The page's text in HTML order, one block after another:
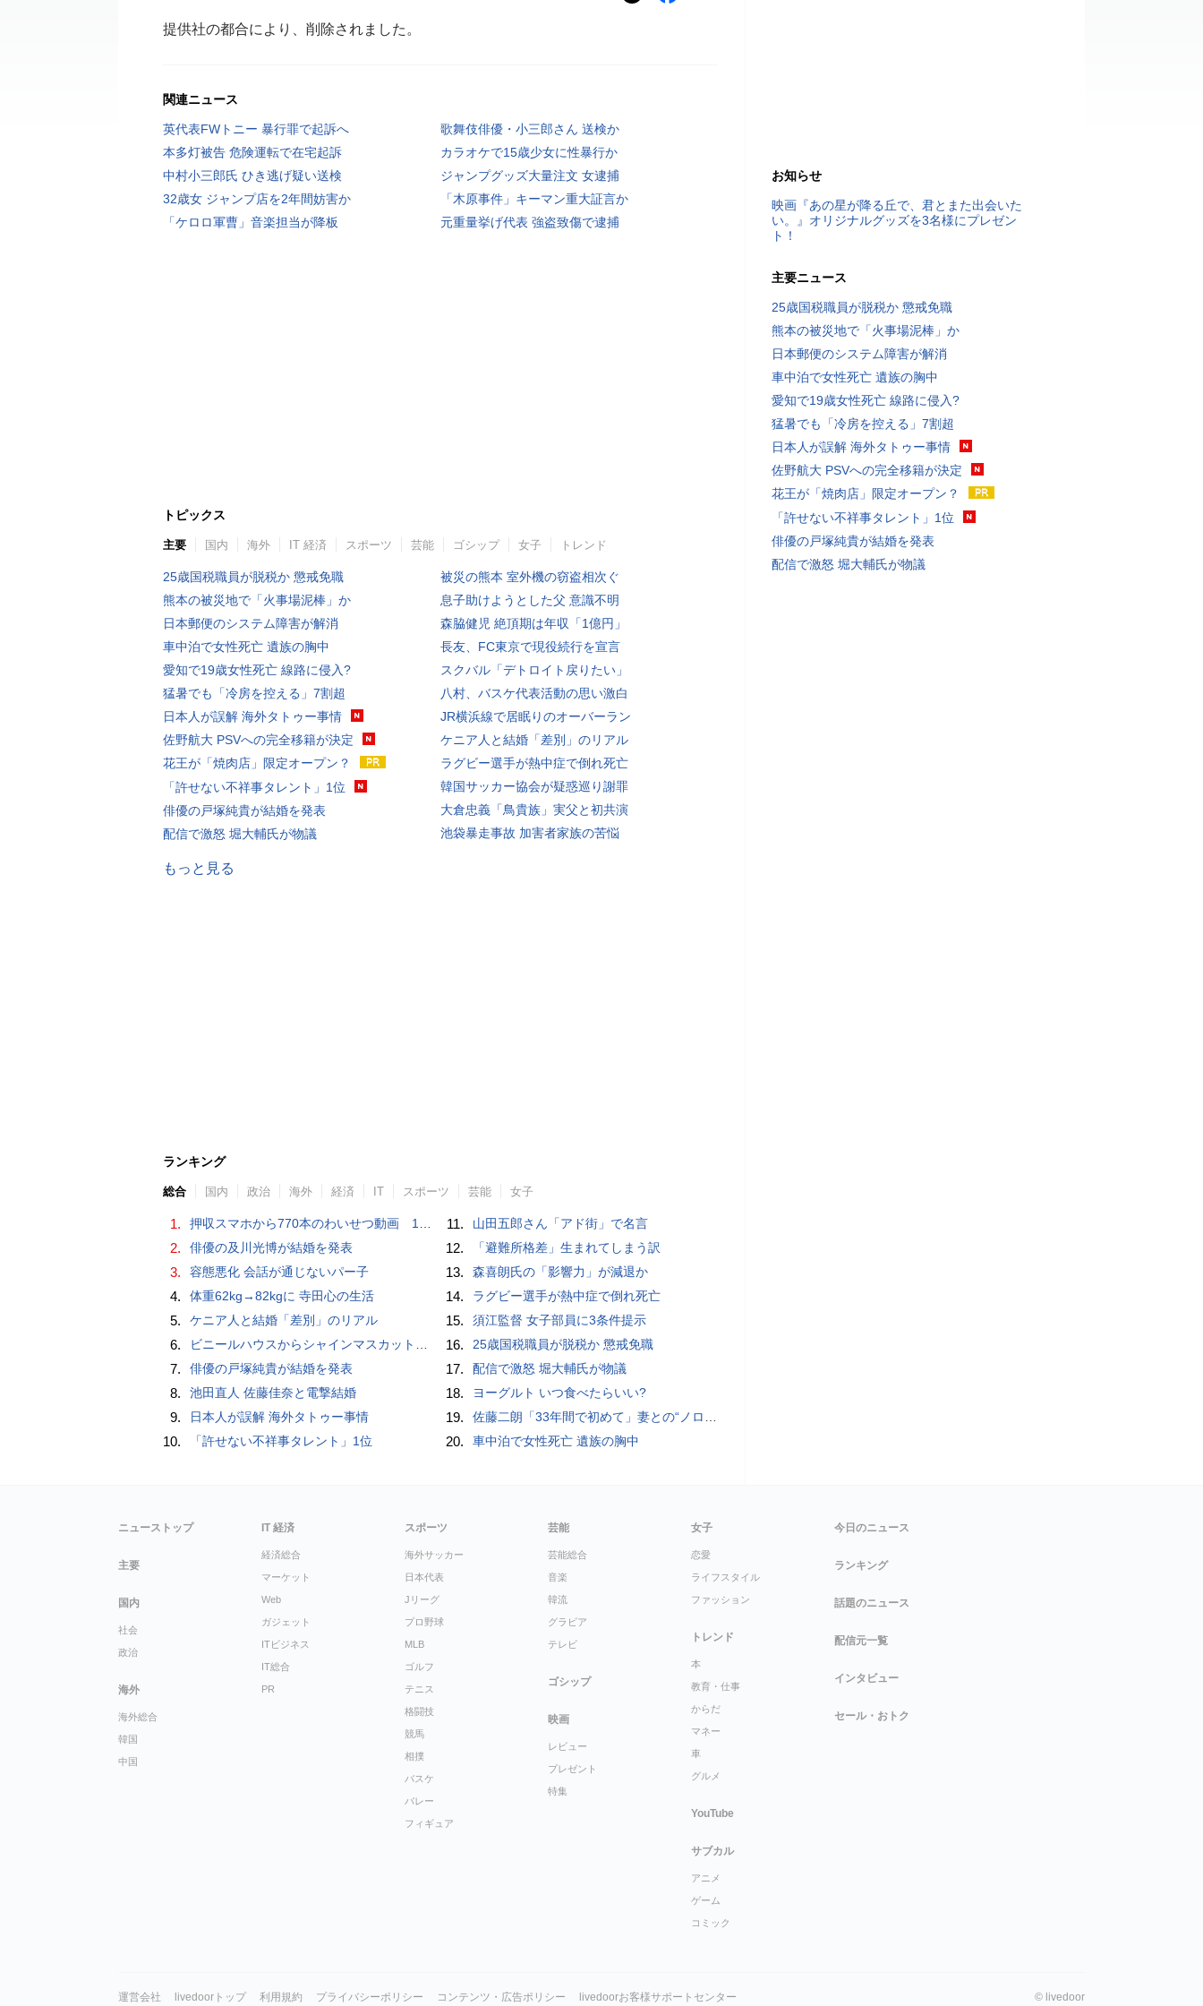
提供社の都合により、削除されました。
関連ニュース
英代表FWトニー 暴行罪で起訴へ
歌舞伎俳優・小三郎さん 送検か
本多灯被告 危険運転で在宅起訴
カラオケで15歳少女に性暴行か
中村小三郎氏 ひき逃げ疑い送検
ジャンプグッズ大量注文 女逮捕
32歳女 ジャンプ店を2年間妨害か
「木原事件」キーマン重大証言か
「ケロロ軍曹」音楽担当が降板
元重量挙げ代表 強盗致傷で逮捕
トピックス
主要 国内 海外 IT 経済 スポーツ 芸能 ゴシップ 女子 トレンド
25歳国税職員が脱税か 懲戒免職
熊本の被災地で「火事場泥棒」か
日本郵便のシステム障害が解消
車中泊で女性死亡 遺族の胸中
愛知で19歳女性死亡 線路に侵入?
猛暑でも「冷房を控える」7割超
日本人が誤解 海外タトゥー事情
佐野航大 PSVへの完全移籍が決定
花王が「焼肉店」限定オープン？
「許せない不祥事タレント」1位
俳優の戸塚純貴が結婚を発表
配信で激怒 堀大輔氏が物議
被災の熊本 室外機の窃盗相次ぐ
息子助けようとした父 意識不明
森脇健児 絶頂期は年収「1億円」
長友、FC東京で現役続行を宣言
スクバル「デトロイト戻りたい」
八村、バスケ代表活動の思い激白
JR横浜線で居眠りのオーバーラン
ケニア人と結婚「差別」のリアル
ラグビー選手が熱中症で倒れ死亡
韓国サッカー協会が疑惑巡り謝罪
大倉忠義「鳥貴族」実父と初共演
池袋暴走事故 加害者家族の苦悩
もっと見る
ランキング
総合 国内 政治 海外 経済 IT スポーツ 芸能 女子
1. 押収スマホから770本のわいせつ動画 15歳少女に酒と薬飲ませ性的暴行か 54歳男を再逮捕 「薬もありますよ」とSNSで誘い出し
2. 俳優の及川光博が結婚を発表
3. 容態悪化 会話が通じないパー子
4. 体重62kg→82kgに 寺田心の生活
5. ケニア人と結婚「差別」のリアル
6. ビニールハウスからシャインマスカット約200房を盗んだ疑い ネットで販売か 無職の男（42）逮捕 岡山県警
7. 俳優の戸塚純貴が結婚を発表
8. 池田直人 佐藤佳奈と電撃結婚
9. 日本人が誤解 海外タトゥー事情
10. 「許せない不祥事タレント」1位
11. 山田五郎さん「アド街」で名言
12. 「避難所格差」生まれてしまう訳
13. 森喜朗氏の「影響力」が減退か
14. ラグビー選手が熱中症で倒れ死亡
15. 須江監督 女子部員に3条件提示
16. 25歳国税職員が脱税か 懲戒免職
17. 配信で激怒 堀大輔氏が物議
18. ヨーグルト いつ食べたらいい?
19. 佐藤二朗「33年間で初めて」妻との“ノロケ砲”に反響続々「威力抜群」「奥様かっこいい」
20. 車中泊で女性死亡 遺族の胸中
お知らせ
映画『あの星が降る丘で、君とまた出会いた
い。』オリジナルグッズを3名様にプレゼン
ト！
主要ニュース
25歳国税職員が脱税か 懲戒免職
熊本の被災地で「火事場泥棒」か
日本郵便のシステム障害が解消
車中泊で女性死亡 遺族の胸中
愛知で19歳女性死亡 線路に侵入?
猛暑でも「冷房を控える」7割超
日本人が誤解 海外タトゥー事情
佐野航大 PSVへの完全移籍が決定
花王が「焼肉店」限定オープン？
「許せない不祥事タレント」1位
俳優の戸塚純貴が結婚を発表
配信で激怒 堀大輔氏が物議
ニューストップ
主要
国内
社会
政治
海外
海外総合
韓国
中国
IT 経済
経済総合
マーケット
Web
ガジェット
ITビジネス
IT総合
PR
スポーツ
海外サッカー
日本代表
Jリーグ
プロ野球
MLB
ゴルフ
テニス
格闘技
競馬
相撲
バスケ
バレー
フィギュア
芸能
芸能総合
音楽
韓流
グラビア
テレビ
ゴシップ
映画
レビュー
プレゼント
特集
女子
恋愛
ライフスタイル
ファッション
トレンド
本
教育・仕事
からだ
マネー
車
グルメ
YouTube
サブカル
アニメ
ゲーム
コミック
今日のニュース
ランキング
話題のニュース
配信元一覧
インタビュー
セール・おトク
運営会社 livedoorトップ 利用規約 プライバシーポリシー コンテンツ・広告ポリシー livedoorお客様サポートセンター © livedoor